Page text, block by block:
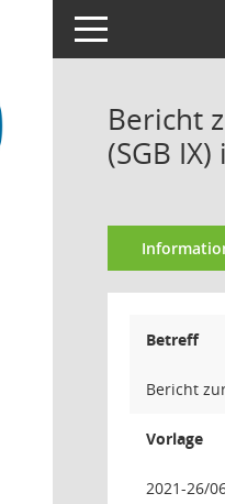
Toggle navigation
Bericht
(SGB
Betreff
Bericht
Vorlage
2021-26/